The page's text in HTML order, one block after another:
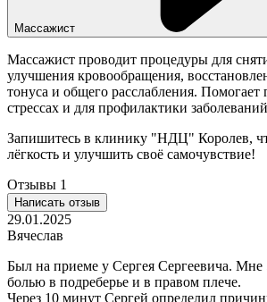
Массажист
Массажист проводит процедуры для
улучшения кровообращения,
тонуса и общего расслабления. Помогает
стрессах и для профилактики
Запишитесь в клинику "НДЦ" Королев,
лёгкость и улучшить своё самочувствие!
Отзывы 1
Написать отзыв
29.01.2025
Вячеслав
Был на приеме у Сергея Сергеевича.
болью в подреберье и в правом плече.
Через 10 минут Сергей определил